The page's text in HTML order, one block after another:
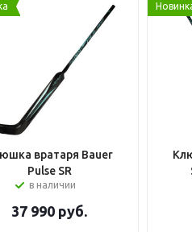
вратаря Bauer
Pulse SR
в наличии
37 990 руб.